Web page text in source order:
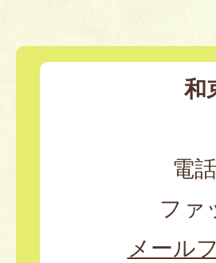
和
電
ファ
メール